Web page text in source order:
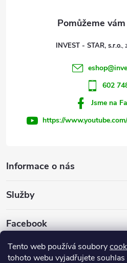
Tento web používá soubory
tohoto webu vyjadřujete
Informace o nás
Služby
Facebook
INVEST - STAR, s.r.o.
eshop@
602
Jsme na
https://